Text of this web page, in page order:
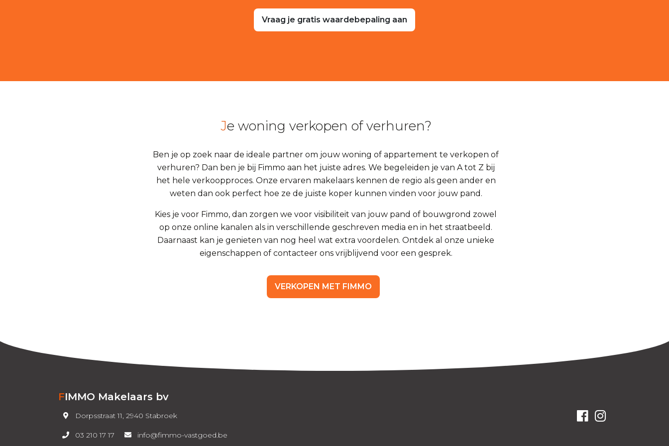
Vraag je gratis waardebepaling aan
Je woning verkopen of verhuren?
Ben je op zoek naar de ideale partner om jouw woning of appartement te verkopen of
verhuren? Dan ben je bij Fimmo aan het juiste adres. We begeleiden je van A tot Z bij
het hele verkoopproces. Onze ervaren makelaars kennen de regio als geen ander en
weten dan ook perfect hoe ze de juiste koper kunnen vinden voor jouw pand.
Kies je voor Fimmo, dan zorgen we voor visibiliteit van jouw pand of bouwgrond zowel
op onze online kanalen als in verschillende geschreven media en in het straatbeeld.
Daarnaast kan je genieten van nog heel wat extra voordelen. Ontdek al onze unieke
eigenschappen of contacteer ons vrijblijvend voor een gesprek.
VERKOPEN MET FIMMO
FIMMO Makelaars bv
Dorpsstraat 11, 2940 Stabroek
03 210 17 17 info@fimmo-vastgoed.be